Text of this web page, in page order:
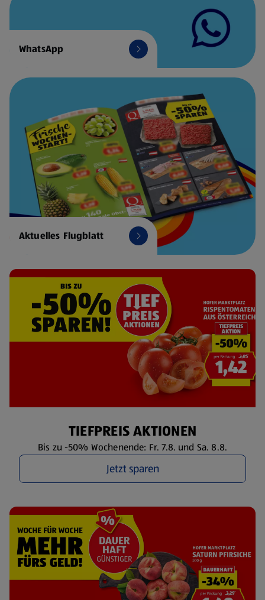
WhatsApp
Aktuelles Flugblatt
TIEFPREIS AKTIONEN
Bis zu -50% Wochenende: Fr. 7.8. und Sa. 8.8.
Jetzt sparen